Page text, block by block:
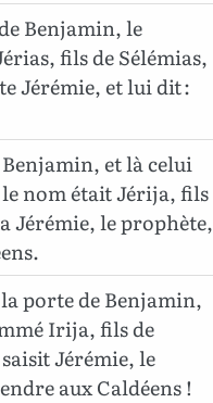
Benjamin, le
fils de Sélémias,
Jérémie, et lui dit :
et là celui
nom était Jérija, fils
Jérémie, le prophète,
porte de Benjamin,
Irija, fils de
Jérémie, le
aux Caldéens !